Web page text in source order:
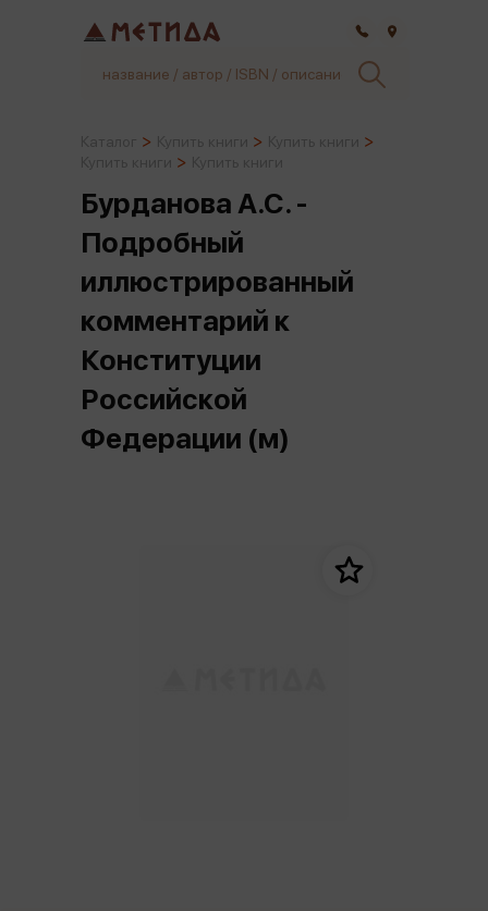
Бурданова А.С. -
Подробный
иллюстрированный
комментарий к
Конституции
Российской
Федерации (м)